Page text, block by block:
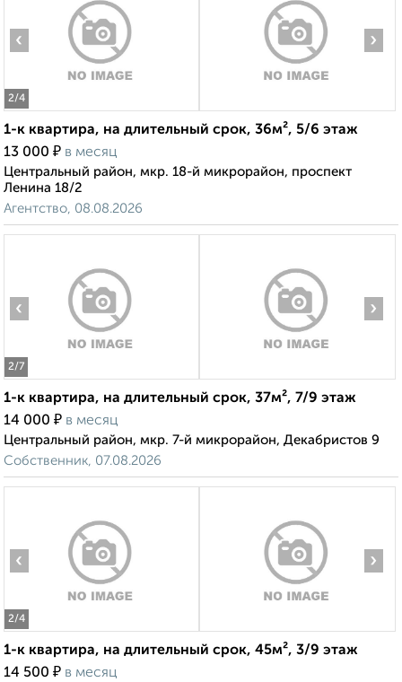
2/4
‹ ›
1-к квартира, на длительный срок, 36м², 5/6 этаж
13 000 ₽ в месяц
Центральный район, мкр. 18-й микрорайон, проспект
Ленина 18/2
Агентство, 08.08.2026
2/7
‹ ›
1-к квартира, на длительный срок, 37м², 7/9 этаж
14 000 ₽ в месяц
Центральный район, мкр. 7-й микрорайон, Декабристов 9
Собственник, 07.08.2026
2/4
‹ ›
1-к квартира, на длительный срок, 45м², 3/9 этаж
14 500 ₽ в месяц